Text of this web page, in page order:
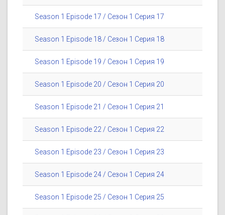
Season 1 Episode 17 / Сезон 1 Серия 17
Season 1 Episode 18 / Сезон 1 Серия 18
Season 1 Episode 19 / Сезон 1 Серия 19
Season 1 Episode 20 / Сезон 1 Серия 20
Season 1 Episode 21 / Сезон 1 Серия 21
Season 1 Episode 22 / Сезон 1 Серия 22
Season 1 Episode 23 / Сезон 1 Серия 23
Season 1 Episode 24 / Сезон 1 Серия 24
Season 1 Episode 25 / Сезон 1 Серия 25